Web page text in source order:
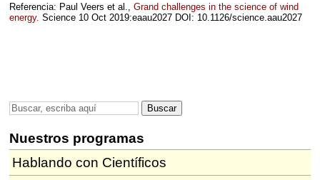
Referencia: Paul Veers et al., Grand challenges in the science of wind
energy. Science 10 Oct 2019:eaau2027 DOI : 10.1126/science.aau2027
Nuestros programas
Hablando con Científicos